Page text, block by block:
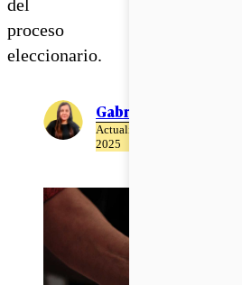
del
proceso
eleccionario.
Gabriela Romo
Actualizado el 17 de Abril del
2025